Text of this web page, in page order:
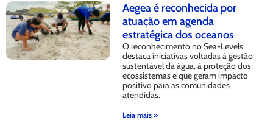
Aegea é reconhecida por
atuação em agenda
estratégica dos oceanos
O reconhecimento no Sea-Levels
destaca iniciativas voltadas à gestão
sustentável da água, à proteção dos
ecossistemas e que geram impacto
positivo para as comunidades
atendidas.
Leia mais »